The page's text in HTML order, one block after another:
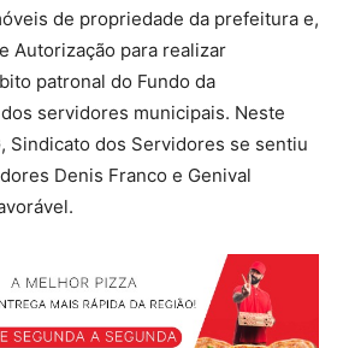
de propriedade da prefeitura e,
Autorização para realizar
patronal do Fundo da
servidores municipais. Neste
Sindicato dos Servidores se sentiu
Denis Franco e Genival